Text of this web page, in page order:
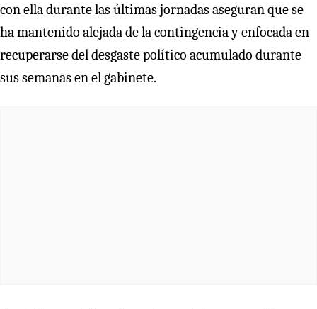
con ella durante las últimas jornadas aseguran que se
ha mantenido alejada de la contingencia y enfocada en
recuperarse del desgaste político acumulado durante
sus semanas en el gabinete.